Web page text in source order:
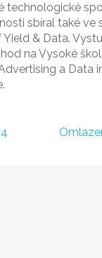
technologické
sbíral také
& Data.
na Vysoké
a Data